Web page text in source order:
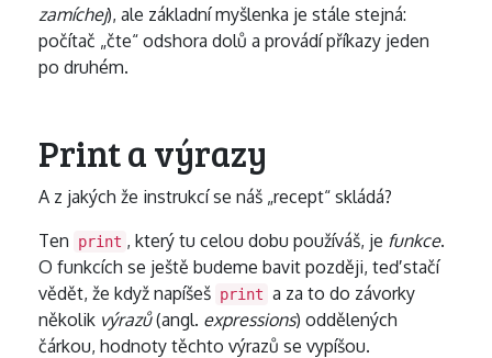
zamíchej), ale základní myšlenka je stále stejná:
počítač „čte“ odshora dolů a provádí příkazy jeden
po druhém.
Print a výrazy
A z jakých že instrukcí se náš „recept“ skládá?
Ten
print , který tu celou dobu používáš, je funkce.
O funkcích se ještě budeme bavit později, teď stačí
vědět, že když napíšeš print a za to do závorky
několik výrazů(angl. expressions) oddělených
čárkou, hodnoty těchto výrazů se vypíšou.